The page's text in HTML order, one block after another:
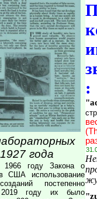
года
1966 году Закона о
США использование
постепенно
году их было
: